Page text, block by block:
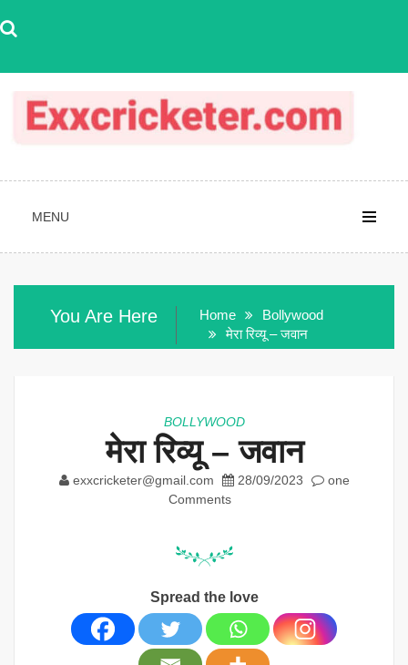
to
MENU
You Are Here Home
Bollywood
मेरा रिव्यू – जवान
BOLLYWOOD
मेरा रिव्यू – जवान
exxcricketer@gmail.com 28/09/2023
one
Comments
Spread the love